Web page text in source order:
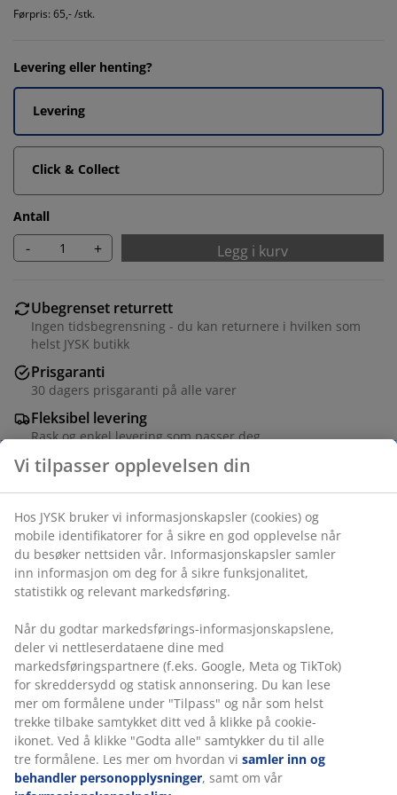
Førpris: 65,- /stk.
Levering eller henting?
Levering
Click & Collect
Antall
- + Legg i kurv
Ubegrenset returrett
Ingen tidsbegrensning - du kan returnere i hvilken som
helst JYSK butikk
Prisgaranti
30 dagers prisgaranti på alle varer
Fleksibel levering
Rask og enkel levering som passer deg
Blomsterkanne i plast (100% resirkulert) i en varmgrå
farge med en kapasitet på 2 liter. Den lange tuten gjør
det enkelt å vanne planter i potter og plantekasser. B14
x L34 x H18 cm
Spesifikasjoner
Omtaler
Vi tilpasser opplevelsen din
Hos JYSK bruker vi informasjonskapsler (cookies) og
mobile identifikatorer for å sikre en god opplevelse når
du besøker nettsiden vår. Informasjonskapsler samler
inn informasjon om deg for å sikre funksjonalitet,
statistikk og relevant markedsføring.
Når du godtar markedsførings-informasjonskapslene,
deler vi nettleserdataene dine med
markedsføringspartnere (f.eks. Google, Meta og TikTok)
for skreddersydd og statisk annonsering. Du kan lese
mer om formålene under "Tilpass" og når som helst
trekke tilbake samtykket ditt ved å klikke på cookie-
ikonet. Ved å klikke "Godta alle" samtykker du til alle
tre formålene. Les mer om hvordan vi samler inn og
behandler personopplysninger, samt om vår